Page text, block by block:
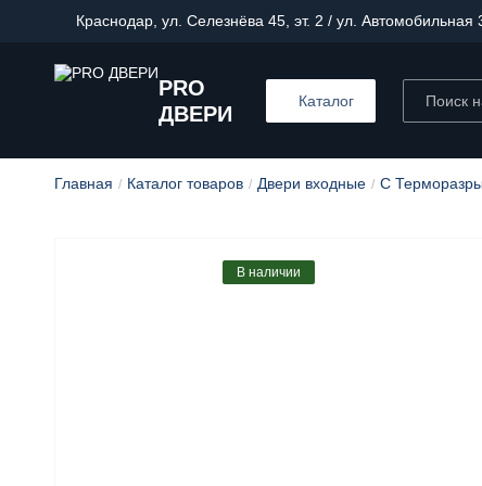
Краснодар, ул. Селезнёва 45, эт. 2 / ул. Автомобильная
PRO
ДВЕРИ
Каталог
Главная Каталог товаров Двери входные С
В наличии